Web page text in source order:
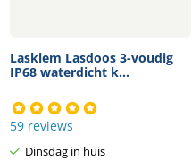
Lasklem Lasdoos 3-voudig
IP68 waterdicht k...
59 reviews
Dinsdag in huis